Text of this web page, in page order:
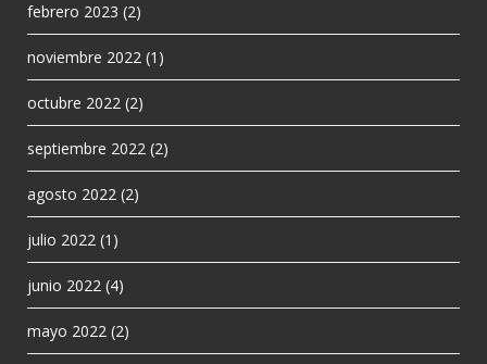
febrero 2023 (2)
noviembre 2022 (1)
octubre 2022 (2)
septiembre 2022 (2)
agosto 2022 (2)
julio 2022 (1)
junio 2022 (4)
mayo 2022 (2)